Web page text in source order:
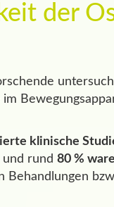
der
klinische
rund 80 %